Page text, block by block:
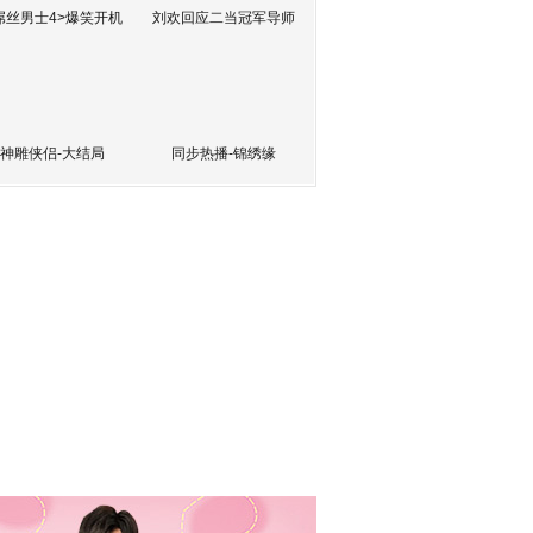
丝男士4>爆笑开机 刘欢回应二当冠军导师
神雕侠侣-大结局 同步热播-锦绣缘